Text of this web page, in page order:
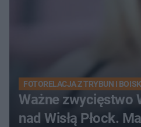
FOTORELACJA Z TRYBUN I
Ważne zwycięstwo
nad Wisłą Płock.